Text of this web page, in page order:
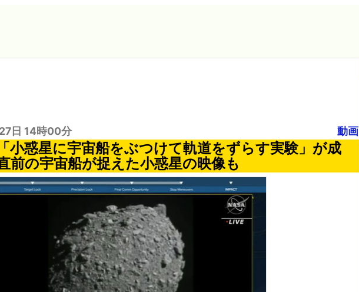
日 14時00分 動画
小惑星に宇宙船をぶつけて軌道をずらす実験」が成
前の宇宙船が捉えた小惑星の映像も